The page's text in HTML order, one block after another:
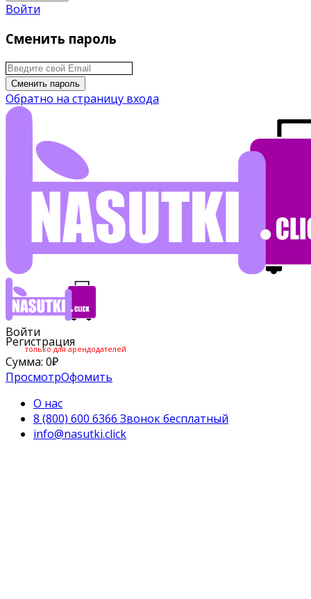
Войти
Сменить пароль
Сменить пароль
Обратно на страницу входа
Войти
Регистрация
только для арендодателей
Сумма: 0₽
ПросмотрОфомить
О нас
8 (800) 600 6366 Звонок бесплатный
info@nasutki.click